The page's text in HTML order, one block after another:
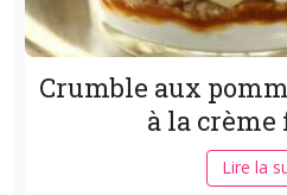
Crumble aux
à la crème
Lire la